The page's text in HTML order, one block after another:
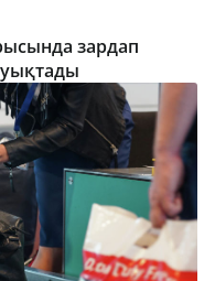
зардап